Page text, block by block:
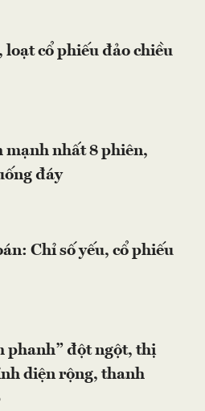
loạt cổ phiếu đảo chiều
nhất 8 phiên,
đáy
Chỉ số yếu, cổ phiếu
phanh” đột ngột, thị
diện rộng, thanh